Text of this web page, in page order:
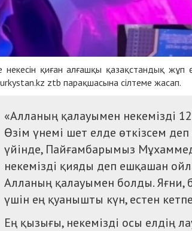
некесін қиған алғашқы қазақстандық жұп
ztb парақшасына сілтеме жасап.
«Алланың қалауымен некемізді
Өзім үнемі шет елде өткізсем
үйінде, Пайғамбарымыз
некемізді қияды деп ешқашан
Алланың қалауымен болды. Яғни,
үшін ең қуанышты күн, естен
Ең қызығы, некемізді осы елдің